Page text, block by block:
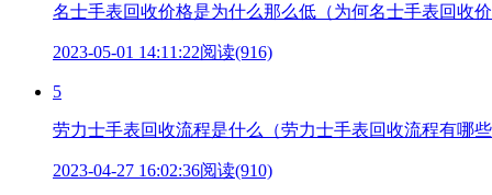
名士手表回收价格是为什么那么低（为何名士手表回收价
2023-05-01 14:11:22阅读(916)
5
劳力士手表回收流程是什么（劳力士手表回收流程有哪些
2023-04-27 16:02:36阅读(910)